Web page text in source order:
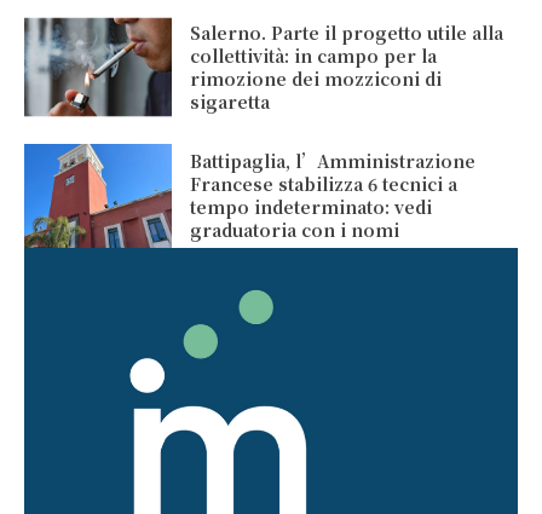
Salerno. Parte il progetto utile alla
collettività: in campo per la
rimozione dei mozziconi di
sigaretta
Battipaglia, l’Amministrazione
Francese stabilizza 6 tecnici a
tempo indeterminato: vedi
graduatoria con i nomi